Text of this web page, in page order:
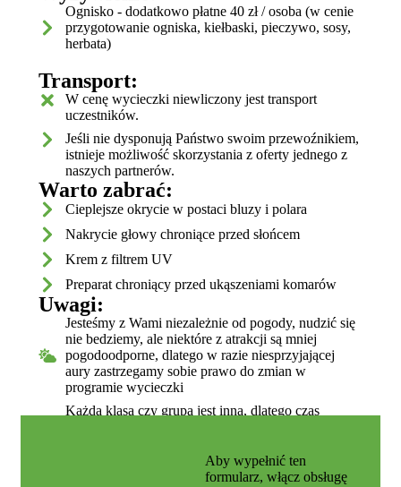
Ognisko - dodatkowo płatne 40 zł / osoba (w cenie
przygotowanie ogniska, kiełbaski, pieczywo, sosy,
herbata)
Transport:
W cenę wycieczki niewliczony jest transport
uczestników.
Jeśli nie dysponują Państwo swoim przewoźnikiem,
istnieje możliwość skorzystania z oferty jednego z
naszych partnerów.
Warto zabrać:
Cieplejsze okrycie w postaci bluzy i polara
Nakrycie głowy chroniące przed słońcem
Krem z filtrem UV
Preparat chroniący przed ukąszeniami komarów
Uwagi:
Jesteśmy z Wami niezależnie od pogody, nudzić się
nie bedziemy, ale niektóre z atrakcji są mniej
pogodoodporne, dlatego w razie niesprzyjającej
aury zastrzegamy sobie prawo do zmian w
programie wycieczki
Każda klasa czy grupa jest inna, dlatego czas
Aby wypełnić ten
formularz, włącz obsługę